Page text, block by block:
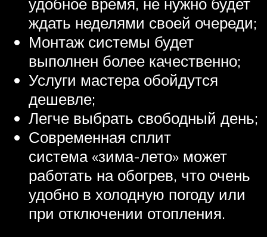
ждать неделями своей очереди;
Монтаж системы будет
выполнен более качественно;
Услуги мастера обойдутся
дешевле;
Легче выбрать свободный день;
Современная сплит
система «зима-лето» может
работать на обогрев, что очень
удобно в холодную погоду или
при отключении отопления.